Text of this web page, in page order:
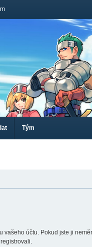
Tým
vašeho účtu. Pokud jste ji